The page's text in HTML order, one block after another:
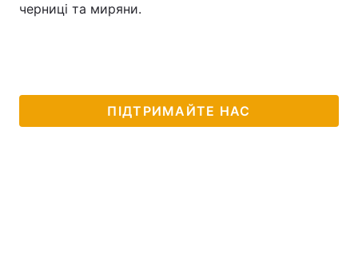
Контакти
черниці та миряни.
ПІДТРИМАЙТЕ НАС